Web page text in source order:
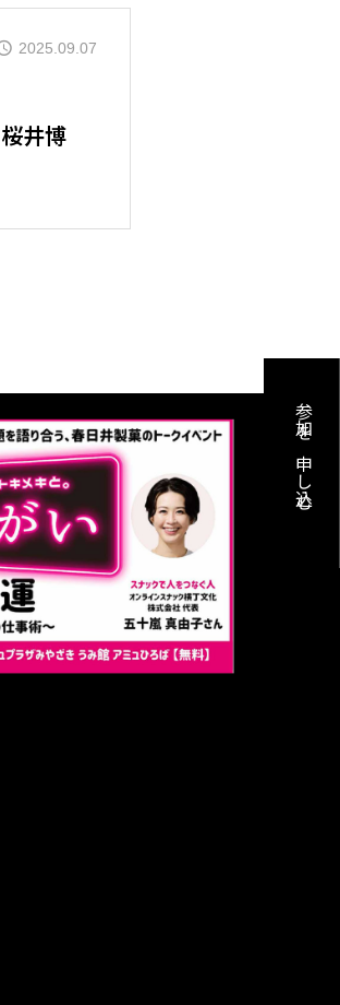
参加を申し込む
2025.09.07
井博